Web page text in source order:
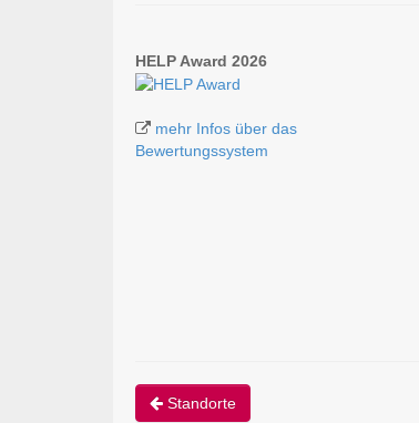
HELP Award 2026
mehr Infos über das
Bewertungssystem
Standorte